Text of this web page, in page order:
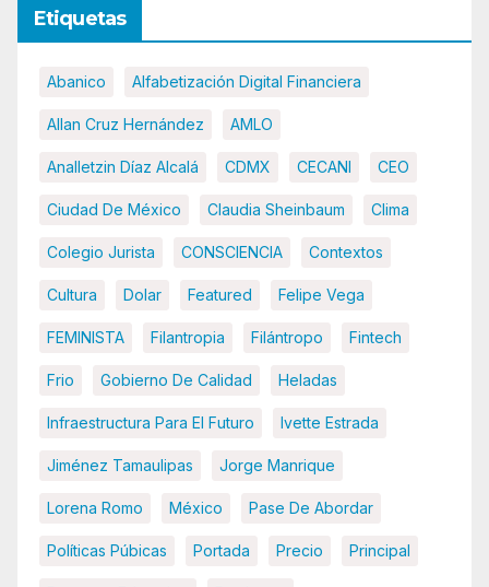
Etiquetas
Abanico Alfabetización Digital Financiera
Allan Cruz Hernández AMLO
Analletzin Díaz Alcalá CDMX CECANI CEO
Ciudad De México Claudia Sheinbaum Clima
Colegio Jurista CONSCIENCIA Contextos
Cultura Dolar Featured Felipe Vega
FEMINISTA Filantropia Filántropo Fintech
Frio Gobierno De Calidad Heladas
Infraestructura Para El Futuro Ivette Estrada
Jiménez Tamaulipas Jorge Manrique
Lorena Romo México Pase De Abordar
Políticas Púbicas Portada Precio Principal